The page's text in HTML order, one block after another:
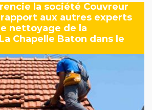
la société Couvreur
aux autres experts
nettoyage de la
Chapelle Baton dans le